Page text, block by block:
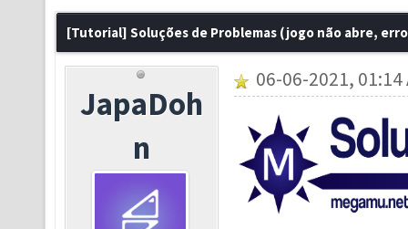
[Tutorial] Soluções de Problemas (jogo não abre,
JapaDoh
n
06-06-2021, 01:14